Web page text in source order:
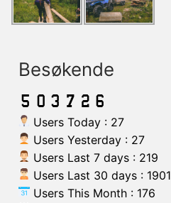
Besøkende
Users Today : 27
Users Yesterday : 27
Users Last 7 days : 219
Users Last 30 days : 1901
Users This Month : 176